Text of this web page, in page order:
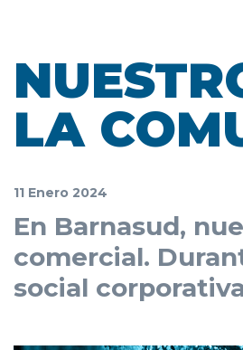
LA
11 Enero 2024
En Barnasud,
comercial.
social